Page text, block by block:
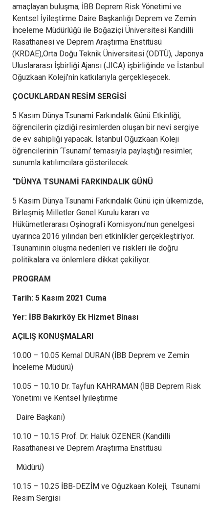
amaçlayan buluşma; İBB Deprem Risk Yönetimi ve
Kentsel İyileştirme Daire Başkanlığı Deprem ve Zemin
İnceleme Müdürlüğü ile Boğaziçi Üniversitesi Kandilli
Rasathanesi ve Deprem Araştırma Enstitüsü
(KRDAE),Orta Doğu Teknik Üniversitesi (ODTÜ), Japonya
Uluslararası İşbirliği Ajansı (JICA) işbirliğinde ve İstanbul
Oğuzkaan Koleji’nin katkılarıyla gerçekleşecek.
ÇOCUKLARDAN RESİM SERGİSİ
5 Kasım Dünya Tsunami Farkındalık Günü Etkinliği,
öğrencilerin çizdiği resimlerden oluşan bir nevi sergiye
de ev sahipliği yapacak. İstanbul Oğuzkaan Koleji
öğrencilerinin ‘Tsunami’ temasıyla paylaştığı resimler,
sunumla katılımcılara gösterilecek.
“DÜNYA TSUNAMİ FARKINDALIK GÜNÜ
5 Kasım Dünya Tsunami Farkındalık Günü için ülkemizde,
Birleşmiş Milletler Genel Kurulu kararı ve
Hükümetlerarası Oşinografi Komisyonu’nun genelgesi
uyarınca 2016 yılından beri etkinlikler gerçekleştiriyor.
Tsunaminin oluşma nedenleri ve riskleri ile doğru
politikalara ve önlemlere dikkat çekiliyor.
PROGRAM
Tarih: 5 Kasım 2021 Cuma
Yer: İBB Bakırköy Ek Hizmet Binası
AÇILIŞ KONUŞMALARI
10.00 – 10.05 Kemal DURAN (İBB Deprem ve Zemin
İnceleme Müdürü)
10.05 – 10.10 Dr. Tayfun KAHRAMAN (İBB Deprem Risk
Yönetimi ve Kentsel İyileştirme
Daire Başkanı)
10.10 – 10.15 Prof. Dr. Haluk ÖZENER (Kandilli
Rasathanesi ve Deprem Araştırma Enstitüsü
Müdürü)
10.15 – 10.25 İBB-DEZİM ve Oğuzkaan Koleji, Tsunami
Resim Sergisi